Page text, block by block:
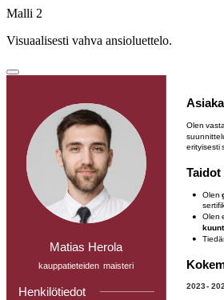
Malli 2
Visuaalisesti vahva ansioluettelo.